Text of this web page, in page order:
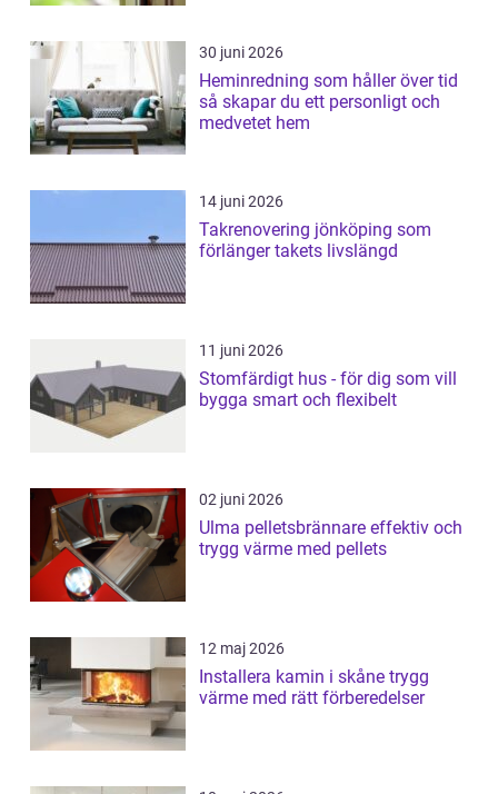
30 juni 2026
Heminredning som håller över tid
så skapar du ett personligt och
medvetet hem
14 juni 2026
Takrenovering jönköping som
förlänger takets livslängd
11 juni 2026
Stomfärdigt hus - för dig som vill
bygga smart och flexibelt
02 juni 2026
Ulma pelletsbrännare effektiv och
trygg värme med pellets
12 maj 2026
Installera kamin i skåne trygg
värme med rätt förberedelser